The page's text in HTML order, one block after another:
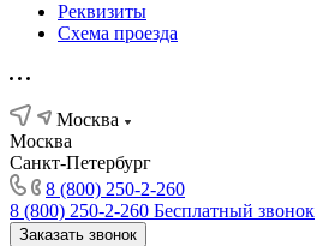
Реквизиты
Схема проезда
Москва
Москва
Санкт-Петербург
8 (800) 250-2-260
8 (800) 250-2-260 Бесплатный звонок
Заказать звонок